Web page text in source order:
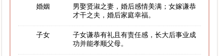
婚姻
男娶贤淑之妻，婚后感情美满；女嫁谦恭
才干之夫，婚后家庭幸福。
子女
子女谦恭有礼且有责任感，长大后事业成
功并能孝顺父母。